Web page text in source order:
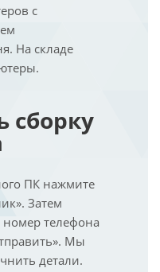
с
На складе
сборку
ПК нажмите
Затем
телефона
Мы
детали.